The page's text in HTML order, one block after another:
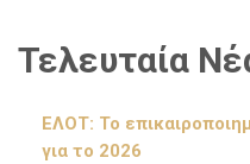
Τελευταία
ΕΛΟΤ: Το
για το 2026